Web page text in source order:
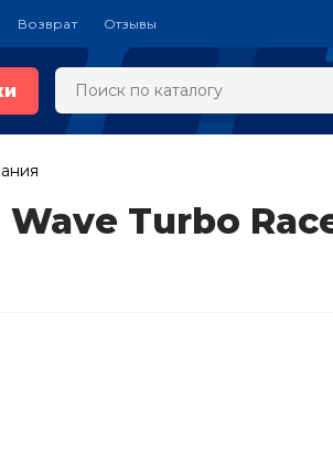
Возврат Отзывы
Turbo